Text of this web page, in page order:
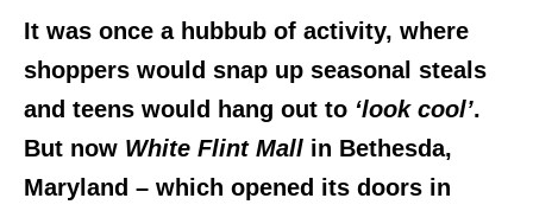
It was once a hubbub of activity, where
shoppers would snap up seasonal steals
and teens would hang out to ‘look cool’.
But now White Flint Mall in Bethesda,
Maryland – which opened its doors in